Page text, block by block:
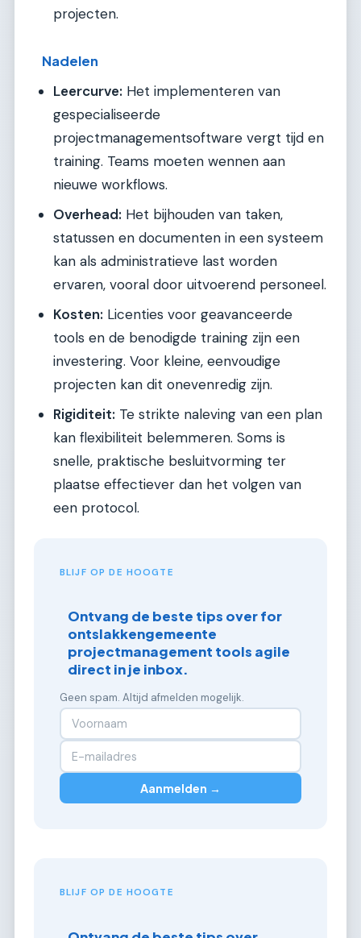
projecten.
Nadelen
Leercurve: Het implementeren van
gespecialiseerde
projectmanagementsoftware vergt tijd en
training. Teams moeten wennen aan
nieuwe workflows.
Overhead: Het bijhouden van taken,
statussen en documenten in een systeem
kan als administratieve last worden
ervaren, vooral door uitvoerend personeel.
Kosten: Licenties voor geavanceerde
tools en de benodigde training zijn een
investering. Voor kleine, eenvoudige
projecten kan dit onevenredig zijn.
Rigiditeit: Te strikte naleving van een plan
kan flexibiliteit belemmeren. Soms is
snelle, praktische besluitvorming ter
plaatse effectiever dan het volgen van
een protocol.
BLIJF OP DE HOOGTE
Ontvang de beste tips over for
ontslakkengemeente
projectmanagement tools agile
direct in je inbox.
Geen spam. Altijd afmelden mogelijk.
Aanmelden →
BLIJF OP DE HOOGTE